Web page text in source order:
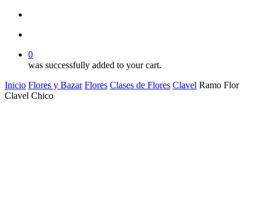
0
was successfully added to your cart.
Inicio Flores y Bazar Flores Clases de Flores Clavel Ramo Flor
Clavel Chico